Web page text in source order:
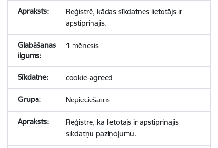
Reģistrē, kādas sīkdatnes lietotājs ir
apstiprinājis.
1 mēnesis
cookie-agreed
Nepieciešams
Reģistrē, ka lietotājs ir apstiprinājis
sīkdatņu paziņojumu.